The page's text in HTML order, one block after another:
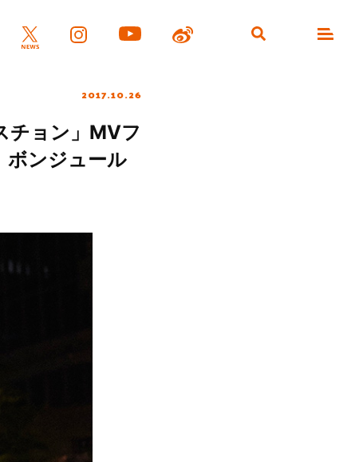
2017.10.26
チョン」MVフ
ボンジュール